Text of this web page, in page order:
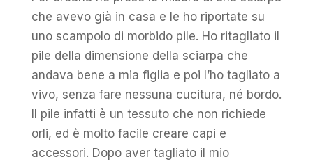
che avevo già in casa e le ho riportate su
uno scampolo di morbido pile. Ho ritagliato il
pile della dimensione della sciarpa che
andava bene a mia figlia e poi l’ho tagliato a
vivo, senza fare nessuna cucitura, né bordo.
Il pile infatti è un tessuto che non richiede
orli, ed è molto facile creare capi e
accessori. Dopo aver tagliato il mio